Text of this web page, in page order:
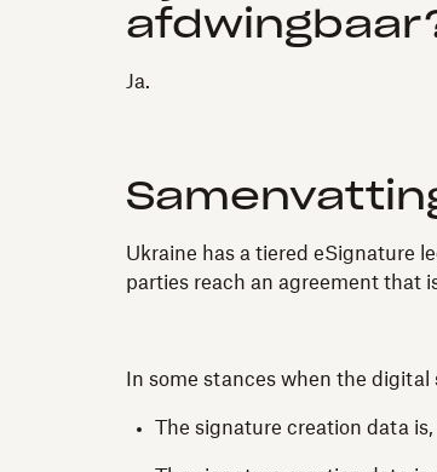
Ja.
Ukraine has a tiered eSignature
parties reach an agreement that
In some stances when the
The signature creation data